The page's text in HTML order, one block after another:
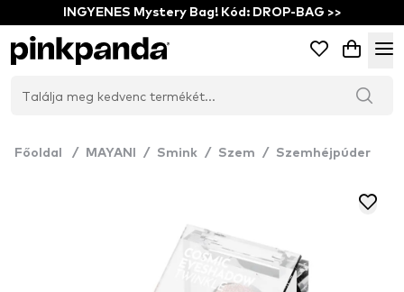
INGYENES Mystery Bag! Kód: DROP-BAG >>
Főoldal / MAYANI / Smink / Szem / Szemhéjpúder